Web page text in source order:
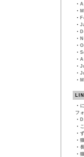
・
・
・
・
・
・
・
・
・
・
・
・
・
フ
・
・
・
・
・
・